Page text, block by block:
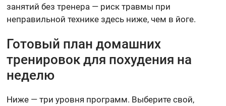
занятий без тренера — риск травмы при
неправильной технике здесь ниже, чем в йоге.
Готовый план домашних
тренировок для похудения на
неделю
Ниже — три уровня программ. Выберите свой,